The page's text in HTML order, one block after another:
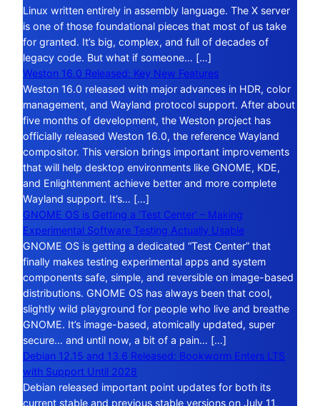
Linux written entirely in assembly language. The X server
is one of those foundational pieces that most of us take
for granted. It’s big, complex, and full of decades of
legacy code. But what if someone… […]
Weston 16.0 Released: Key New Features
Weston 16.0 released with major advances in HDR, color
management, and Wayland protocol support. After about
five months of development, the Weston project has
officially released Weston 16.0, the reference Wayland
compositor. This version brings important improvements
that will help desktop environments like GNOME, KDE,
and Enlightenment achieve better and more complete
Wayland support. It’s… […]
GNOME OS is Getting a ‘Test Center’ – Making
Experimental Software Testing Actually Usable
GNOME OS is getting a dedicated “Test Center” that
finally makes testing experimental apps and system
components safe, simple, and reversible on image-based
distributions. GNOME OS has always been that cool,
slightly wild playground for people who live and breathe
GNOME. It’s image-based, atomically updated, super
secure… and until now, a bit of a pain… […]
Debian 12.15 and 13.6 Released: Bookworm Enters LTS
with Support Until 2028
Debian released important point updates for both its
current stable and previous stable versions on July 11,